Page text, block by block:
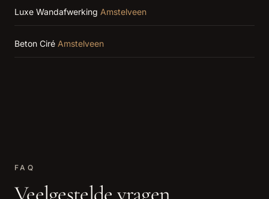
Luxe Wandafwerking Amstelveen
Beton Ciré Amstelveen
FAQ